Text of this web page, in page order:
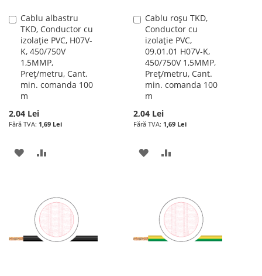
Cablu albastru
TKD, Conductor cu
izolație PVC, H07V-
K, 450/750V
1,5MMP,
Preț/metru, Cant.
min. comanda 100
m
2,04 Lei
1,69 Lei
Adauga
în
cos
ADAUGATI
DE
DORINTE
Cablu roșu TKD,
Conductor cu
izolație PVC,
09.01.01 H07V-K,
450/750V 1,5MMP,
Preț/metru, Cant.
min. comanda 100
m
2,04 Lei
1,69 Lei
Adauga
în
cos
ADAUGATI
DE
DORINTE